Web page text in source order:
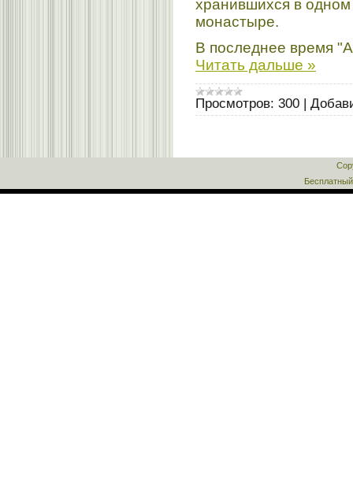
хранившихся в
монастыре.
В последнее время
Читать дальше »
Просмотров: 300 |